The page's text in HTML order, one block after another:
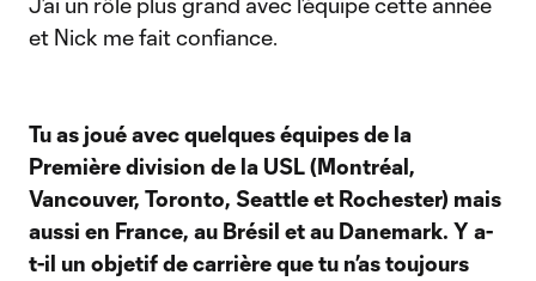
et Nick me fait confiance.
Tu as joué avec quelques équipes de la
Première division de la USL (Montréal,
Vancouver, Toronto, Seattle et Rochester) mais
aussi en France, au Brésil et au Danemark. Y a-
t-il un objetif de carrière que tu n’as toujours